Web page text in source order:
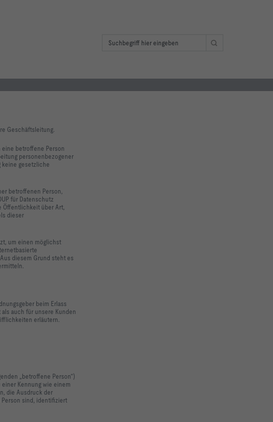
Geschäftsleitung.
eine betroffene Person
personenbezogener
keine gesetzliche
betroffenen Person,
für Datenschutz
Öffentlichkeit über Art,
dieser
um einen möglichst
diesem Grund steht es
beim Erlass
auch für unsere Kunden
erläutern.
„betroffene Person“)
Kennung wie einem
die Ausdruck der
sind, identifiziert